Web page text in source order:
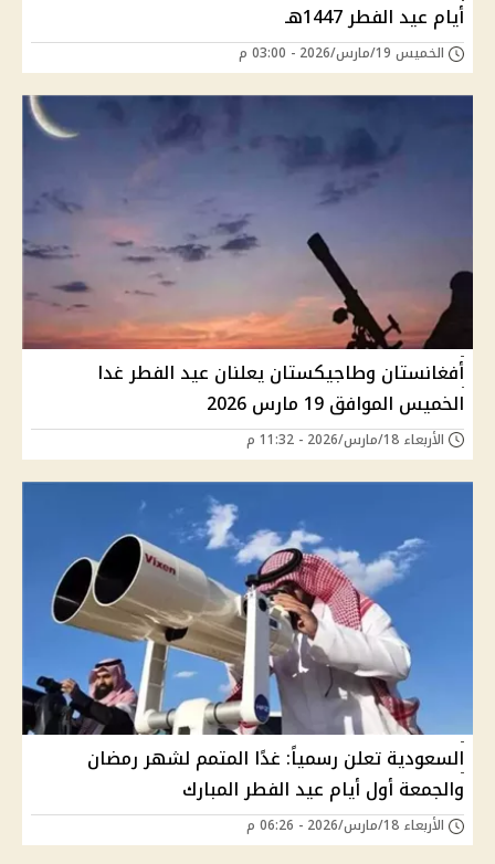
أيام عيد الفطر 1447هـ
الخميس 19/مارس/2026 - 03:00 م
أفغانستان وطاجيكستان يعلنان عيد الفطر غدا
الخميس الموافق 19 مارس 2026
الأربعاء 18/مارس/2026 - 11:32 م
السعودية تعلن رسمياً: غدًا المتمم لشهر رمضان
والجمعة أول أيام عيد الفطر المبارك
الأربعاء 18/مارس/2026 - 06:26 م